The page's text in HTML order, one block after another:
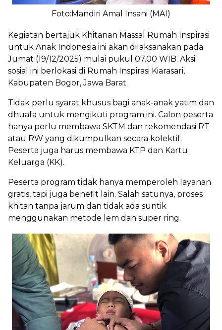
Foto:Mandiri Amal Insani (MAI)
Kegiatan bertajuk Khitanan Massal Rumah Inspirasi
untuk Anak Indonesia ini akan dilaksanakan pada
Jumat (19/12/2025) mulai pukul 07.00 WIB. Aksi
sosial ini berlokasi di Rumah Inspirasi Kiarasari,
Kabupaten Bogor, Jawa Barat.
Tidak perlu syarat khusus bagi anak-anak yatim dan
dhuafa untuk mengikuti program ini. Calon peserta
hanya perlu membawa SKTM dan rekomendasi RT
atau RW yang dikumpulkan secara kolektif.
Peserta juga harus membawa KTP dan Kartu
Keluarga (KK).
Peserta program tidak hanya memperoleh layanan
gratis, tapi juga benefit lain. Salah satunya, proses
khitan tanpa jarum dan tidak ada suntik
menggunakan metode lem dan super ring.